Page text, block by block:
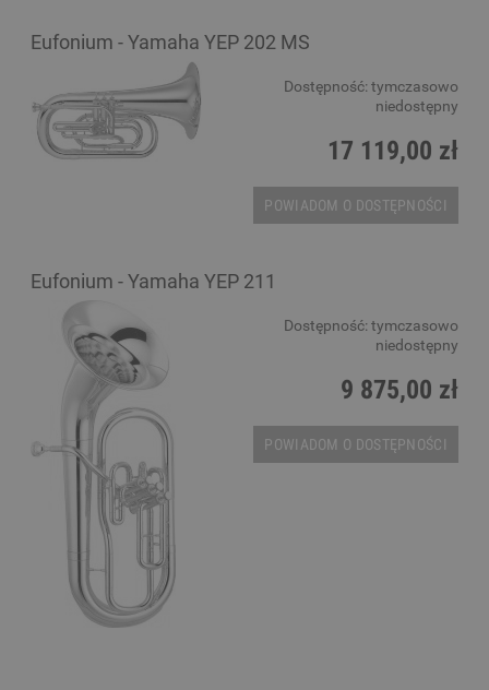
Eufonium - Yamaha YEP 202 MS
Dostępność: tymczasowo
niedostępny
17 119,00 zł
POWIADOM O DOSTĘPNOŚCI
Eufonium - Yamaha YEP 211
Dostępność: tymczasowo
niedostępny
9 875,00 zł
POWIADOM O DOSTĘPNOŚCI